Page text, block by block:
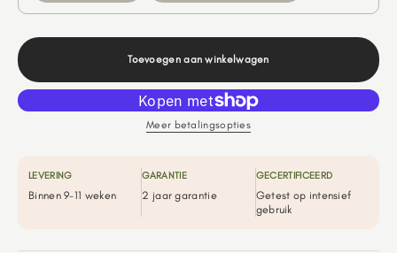
Toevoegen aan winkelwagen
Meer betalingsopties
LEVERING
Binnen 9-11 weken
GARANTIE
2 jaar garantie
GECERTIFICEERD
Getest op intensief
gebruik